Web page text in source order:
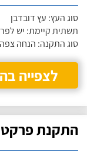
סוג העץ: עץ דובדבן
תשתית קיימת: יש
סוג התקנה: הנחה צפה
לצפייה
התקנת פרקט